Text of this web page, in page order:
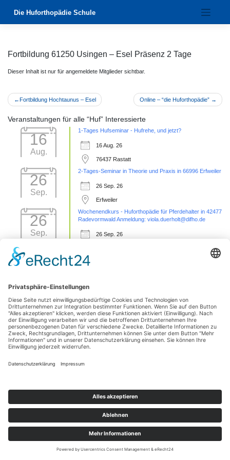
Die Huforthopädie Schule
Fortbildung 61250 Usingen – Esel Präsenz 2 Tage
Dieser Inhalt ist nur für angemeldete Mitglieder sichtbar.
Beitragsnavigation
Fortbildung Hochtaunus – Esel Online – “die Huforthopädie”
Veranstaltungen für alle “Huf” Interessierte
16
Aug.
1-Tages Hufseminar - Hufrehe, und jetzt?
16 Aug. 26
76437 Rastatt
26
Sep.
2-Tages-Seminar in Theorie und Praxis in 66996 Erfweiler
26 Sep. 26
Erfweiler
26
Sep.
Wochenendkurs - Huforthopädie für Pferdehalter in 42477
Radevormwald Anmeldung: viola.duerholt@difho.de
26 Sep. 26
11
Sezierseminar in 71576 Burgstetten (von
Karpal/Sprunggelenk bis Huf)
01
Nov.
1 Tages Hufseminar-Sezieren16727 Velten - mit Michelle
Yakobi Anmeldung: unter info@difho.de
1 Nov. 26
Datenschutzerklärung
|Bootstrap-Theme für WordPress